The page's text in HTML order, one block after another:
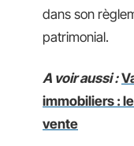
dans son
patrimonial.
A voir aussi :
immobiliers :
vente